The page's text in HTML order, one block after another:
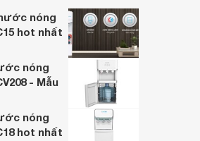
nóng
hot nhất
nóng
- Mẫu
nóng
hot nhất